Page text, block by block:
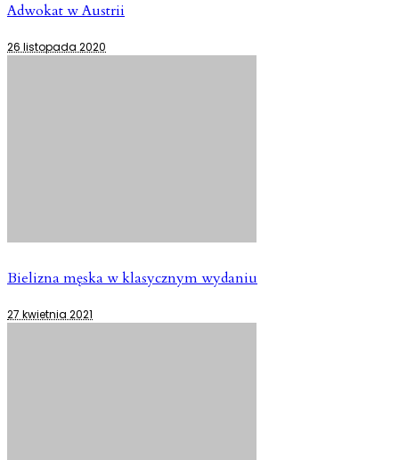
Adwokat w Austrii
26 listopada 2020
Bielizna męska w klasycznym wydaniu
27 kwietnia 2021